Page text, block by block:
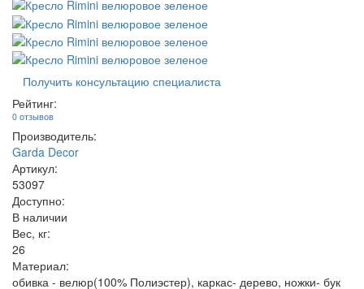
Получить консультацию специалиста
Рейтинг:
0 отзывов
Производитель:
Garda Decor
Артикул:
53097
Доступно:
В наличии
Вес, кг:
26
Материал:
обивка - велюр(100% Полиэстер), каркас- дерево, ножки- бук